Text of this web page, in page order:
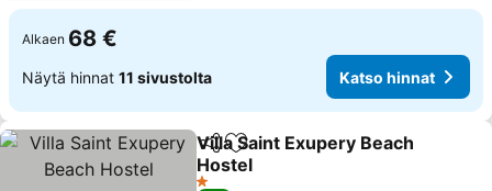
Alkaen 68 €
Näytä hinnat 11 sivustolta Katso hinnat
Jaa Lisää suosikkeihin
Villa Saint Exupery Beach
Hostel